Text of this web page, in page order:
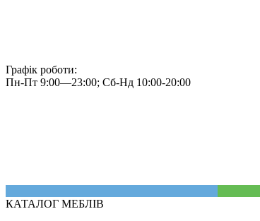
Графік роботи:
Пн-Пт 9:00—23:00; Сб-Нд 10:00-20:00
КАТАЛОГ МЕБЛІВ